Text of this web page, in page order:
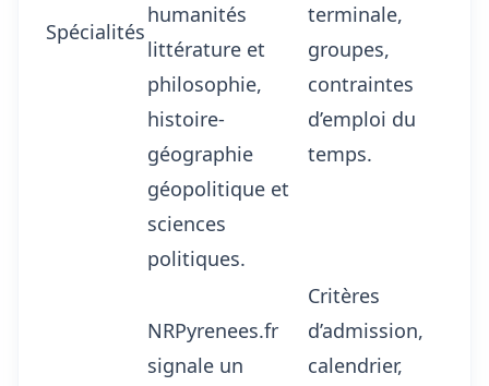
Spécialités
humanités
littérature et
philosophie,
histoire-
géographie
géopolitique et
sciences
politiques.
terminale,
groupes,
contraintes
d’emploi du
temps.
NRPyrenees.fr
signale un
Critères
d’admission,
calendrier,